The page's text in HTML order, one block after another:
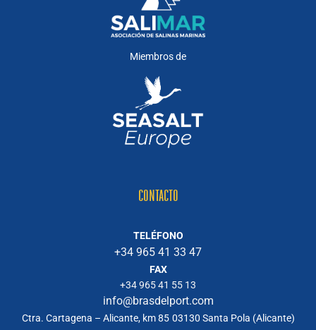
Miembros de
CONTACTO
TELÉFONO
+34 965 41 33 47
FAX
+34 965 41 55 13
info@brasdelport.com
Ctra. Cartagena – Alicante, km 85 03130 Santa Pola (Alicante)